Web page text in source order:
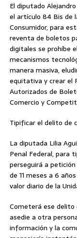
El diputado
el artículo 84 Bis de
Consumidor, para
reventa de boletos
digitales se prohíbe
mecanismos
manera masiva,
equitativa y crear el
Autorizados de
Comercio y
Tipificar el delito de
La diputada Lilia
Penal Federal, para
perseguirá a
de 11 meses a 6
valor diario de la
Cometerá ese delito
asedie a otra
información y la